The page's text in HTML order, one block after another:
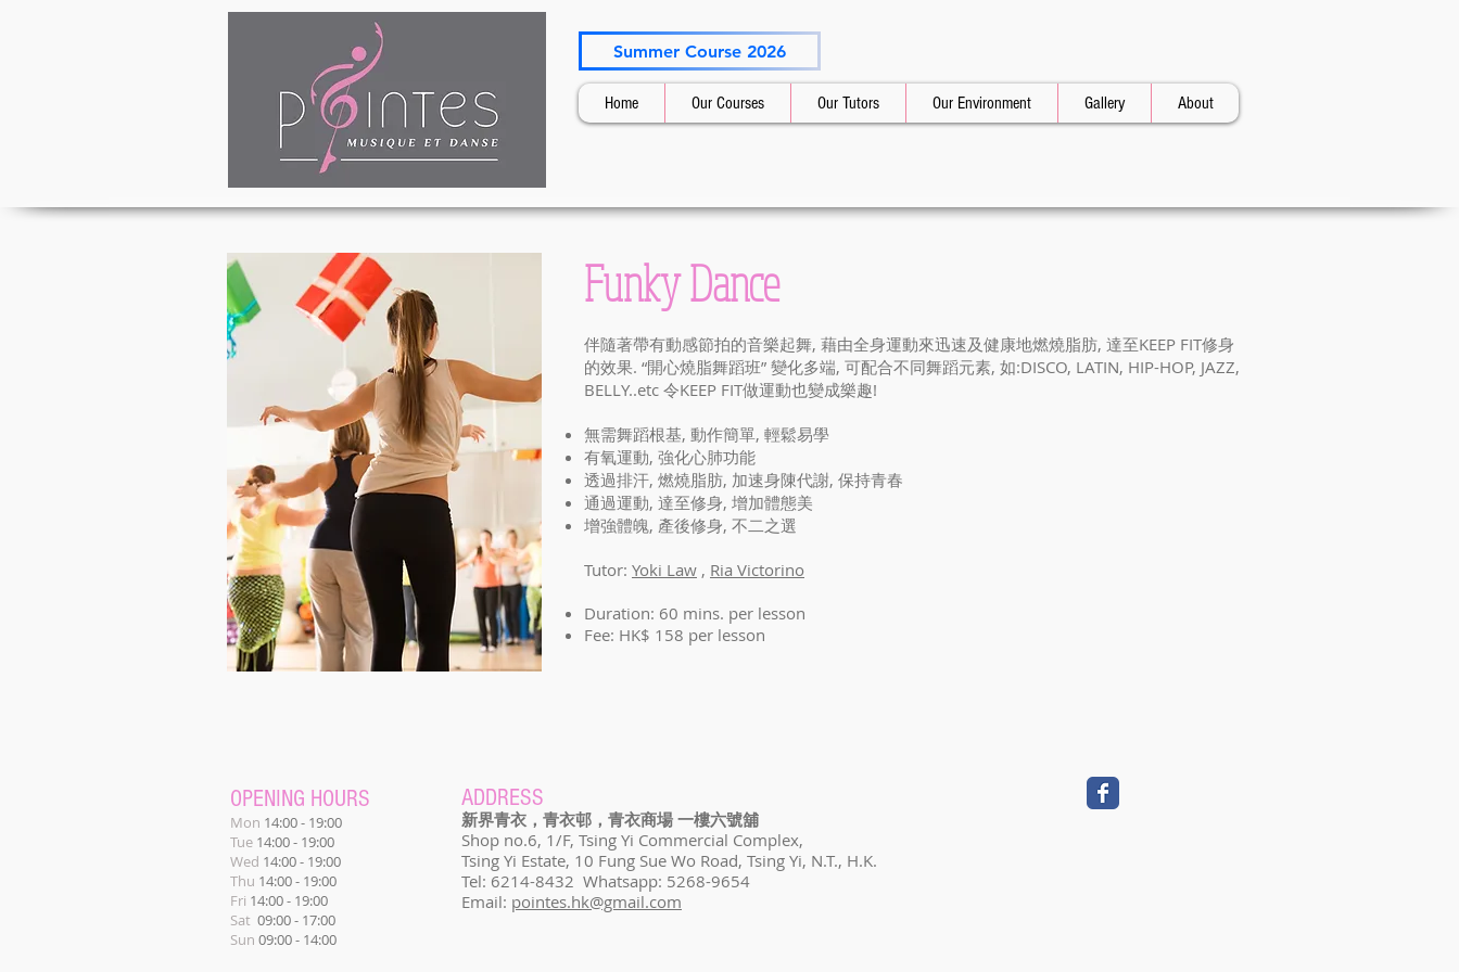
Summer Course 2026
Home Our Courses Our Tutors Our Environment Gallery About
Funky Dance
伴隨著帶有動感節拍的音樂起舞, 藉由全身運動來迅速及健康地燃燒脂肪, 達至KEEP FIT修身
的效果. “開心燒脂舞蹈班” 變化多端, 可配合不同舞蹈元素, 如:DISCO, LATIN, HIP-HOP, JAZZ,
BELLY..etc 令KEEP FIT做運動也變成樂趣!
無需舞蹈根基, 動作簡單, 輕鬆易學
有氧運動, 強化心肺功能
透過排汗, 燃燒脂肪, 加速身陳代謝, 保持青春
通過運動, 達至修身, 增加體態美
增強體魄, 產後修身, 不二之選
Tutor: Yoki Law , Ria Victorino
Duration: 60 mins. per lesson
Fee: HK$ 158 per lesson
ADDRESS
新界青衣，青衣邨，青衣商場 一樓六號舖
Shop no.6, 1/F, Tsing Yi Commercial Complex,
Tsing Yi Estate, 10 Fung Sue Wo Road, Tsing Yi, N.T., H.K.
Tel: 6214-8432 Whatsapp: 5268-9654
Email: pointes.hk@gmail.com
OPENING HOURS
Mon 14:00 - 19:00
Tue 14:00 - 19:00
Wed 14:00 - 19:00
Thu 14:00 - 19:00
Fri 14:00 - 19:00
Sat 09:00 - 17:00
Sun 09:00 - 14:00